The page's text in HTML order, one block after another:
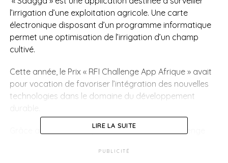
l’irrigation d’une exploitation agricole. Une carte
électronique disposant d’un programme informatique
permet une optimisation de l’irrigation d’un champ
cultivé.
Cette année, le Prix « RFI Challenge App Afrique » avait
pour vocation de favoriser l’intégration des nouvelles
technologies dans le domaine du développement
Grâce au soutien des partenaires du « RFI Challenge
et Africa Global Recycling, le lauréat remporte une
LIRE LA SUITE
PUBLICITÉ